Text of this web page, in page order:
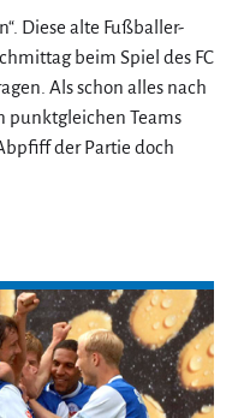
Diese alte Fußballer-
beim Spiel des FC
Als schon alles nach
punktgleichen Teams
der Partie doch